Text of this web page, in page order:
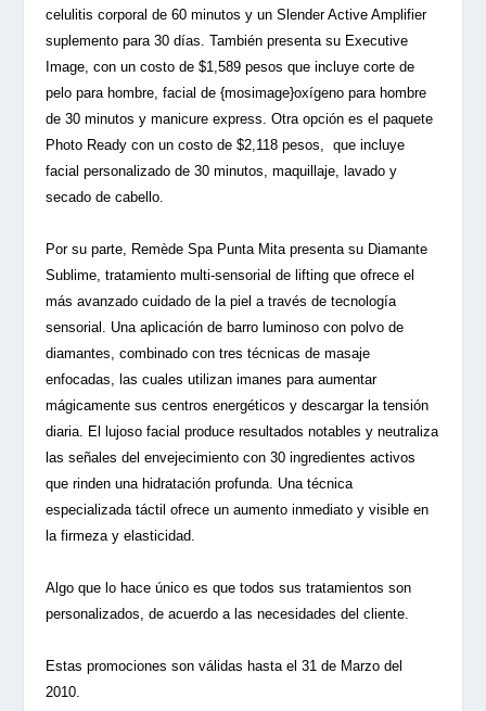
celulitis corporal de 60 minutos y un Slender Active Amplifier
suplemento para 30 días. También presenta su Executive
Image, con un costo de $1,589 pesos que incluye corte de
pelo para hombre, facial de {mosimage}oxígeno para hombre
de 30 minutos y manicure express. Otra opción es el paquete
Photo Ready con un costo de $2,118 pesos,
que incluye
facial personalizado de 30 minutos, maquillaje, lavado y
secado de cabello.
Por su parte, Remède Spa Punta Mita presenta su Diamante
Sublime, tratamiento multi-sensorial de lifting que ofrece el
más avanzado cuidado de la piel a través de tecnología
sensorial. Una aplicación de barro luminoso con polvo de
diamantes, combinado con tres técnicas de masaje
enfocadas, las cuales utilizan imanes para aumentar
mágicamente sus centros energéticos y descargar la tensión
diaria. El lujoso facial produce resultados notables y neutraliza
las señales del envejecimiento con 30 ingredientes activos
que rinden una hidratación profunda. Una técnica
especializada táctil ofrece un aumento inmediato y visible en
la firmeza y elasticidad.
Algo que lo hace único es que todos sus tratamientos son
personalizados, de acuerdo a las necesidades del cliente.
Estas promociones son válidas hasta el 31 de Marzo del
2010.